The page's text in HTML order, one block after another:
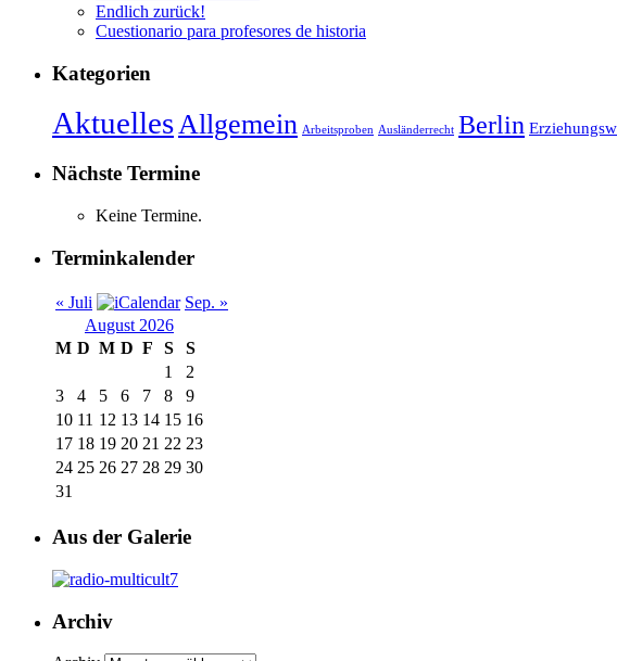
Endlich zurück!
Cuestionario para profesores de historia
Kategorien
AktuellesAllgemein Arbeitsproben Ausländerrecht Berlin
Nächste Termine
Keine Termine.
Terminkalender
« Juli
Sep. »
August 2026
M D M D F S
S
1
2
3
4 5 6 7 8
9
10 11 12 13 14 15 16
17 18 19 20 21 22 23
24 25 26 27 28 29 30
31
Aus der Galerie
Archiv